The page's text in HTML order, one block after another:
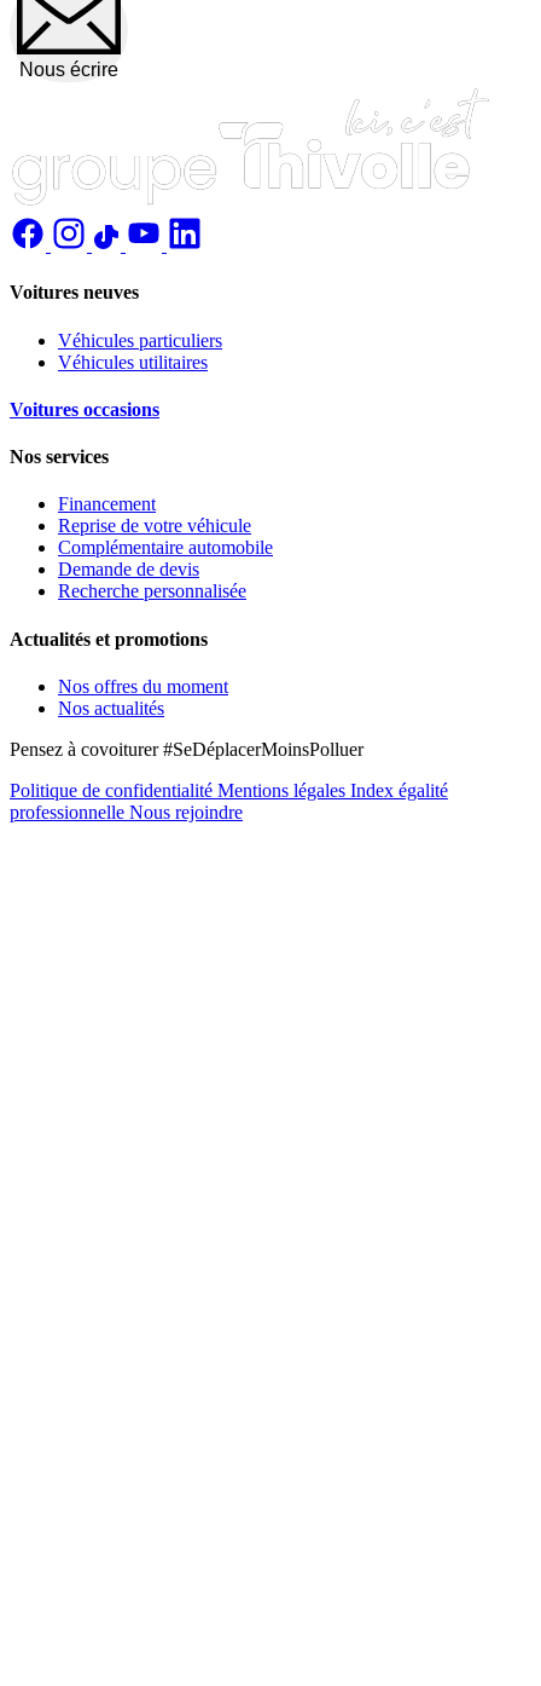
Nous écrire
Voitures neuves
Véhicules particuliers
Véhicules utilitaires
Voitures occasions
Nos services
Financement
Reprise de votre véhicule
Complémentaire automobile
Demande de devis
Recherche personnalisée
Actualités et promotions
Nos offres du moment
Nos actualités
Pensez à covoiturer #SeDéplacerMoinsPolluer
Politique de confidentialité Mentions légales Index égalité
professionnelle Nous rejoindre